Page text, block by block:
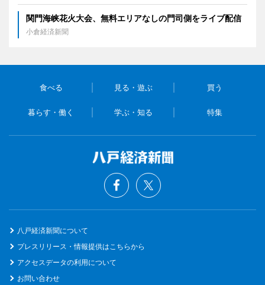
関門海峡花火大会、無料エリアなしの門司側をライブ配信
小倉経済新聞
食べる 見る・遊ぶ 買う
暮らす・働く 学ぶ・知る 特集
八戸経済新聞について
プレスリリース・情報提供はこちらから
アクセスデータの利用について
お問い合わせ